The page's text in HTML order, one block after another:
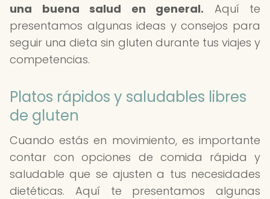
una buena salud en general. Aquí te
presentamos algunas ideas y consejos para
seguir una dieta sin gluten durante tus viajes y
competencias.
Platos rápidos y saludables libres
de gluten
Cuando estás en movimiento, es importante
contar con opciones de comida rápida y
saludable que se ajusten a tus necesidades
dietéticas. Aquí te presentamos algunas